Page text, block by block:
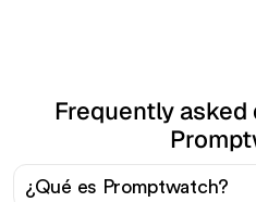
Frequently
¿Qué es Promptwatch?